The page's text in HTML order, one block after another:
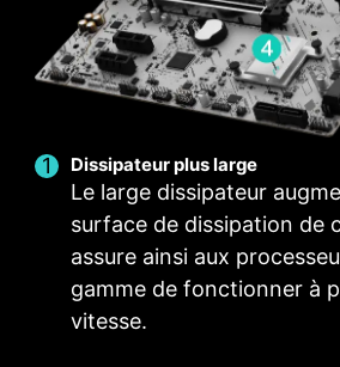
Ports USB avant et
STRUCTURE DE
TERRE DES PHASES
D'ALIMENTATION
Dissipateur plus large
Le large dissipateur
surface de dissipation de
assure ainsi aux
gamme de fonctionner à
vitesse.
en un seul clic.
PROFILS MULTIPLES